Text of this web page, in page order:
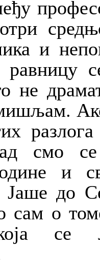
и
равницу
не
смо
и
до
сам о
која